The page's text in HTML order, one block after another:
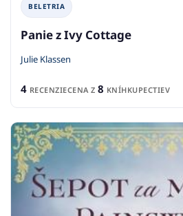
BELETRIA
Panie z Ivy Cottage
Julie Klassen
4 RECENZIECENA Z 8 KNÍHKUPECTIEV